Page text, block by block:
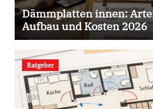
Dämmplatten innen:
Aufbau und Kosten 2026
Ratgeber